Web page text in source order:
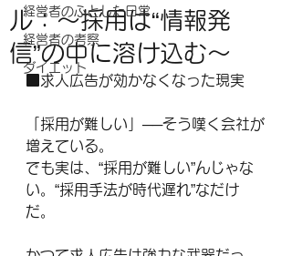
経営者のふとした日常
経営者の考察
ダイエット
ル：〜採用は“情報発
信”の中に溶け込む〜
■求人広告が効かなくなった現実
「採用が難しい」──そう嘆く会社が
増えている。
でも実は、“採用が難しい”んじゃな
い。“採用手法が時代遅れ”なだけ
だ。